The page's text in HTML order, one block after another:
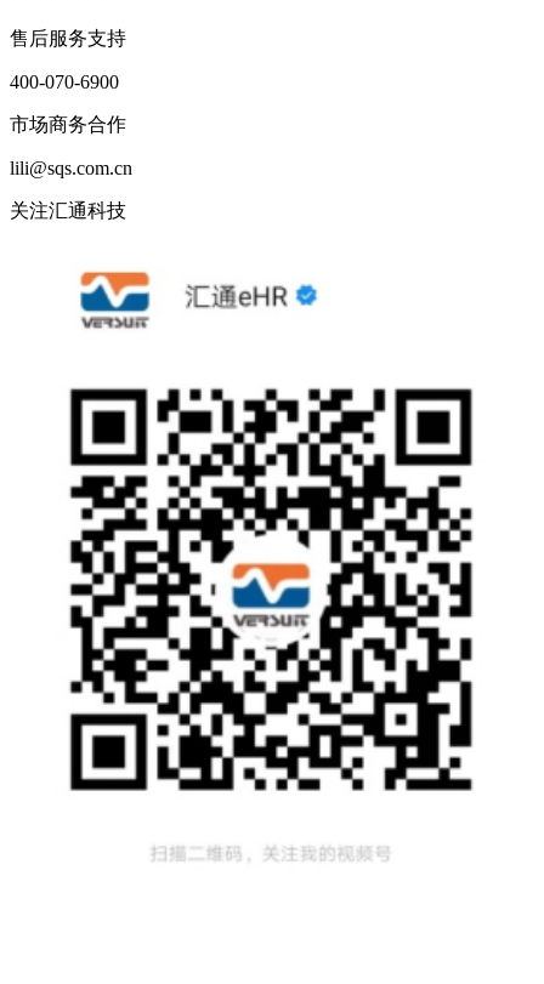
售后服务支持
400-070-6900
市场商务合作
lili@sqs.com.cn
关注汇通科技